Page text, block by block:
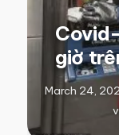
giờ
March 24,